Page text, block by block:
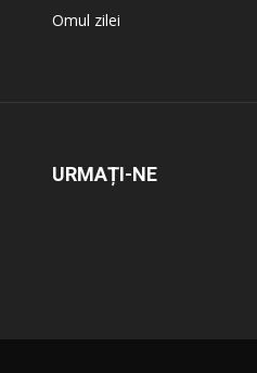
Omul zilei
URMAȚI-NE